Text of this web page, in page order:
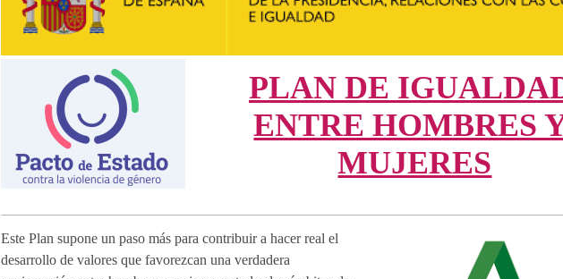
PLAN DE
ENTRE HOMBRES
MUJERES
Este Plan supone un paso más para contribuir a hacer real el
desarrollo de valores que favorezcan una verdadera